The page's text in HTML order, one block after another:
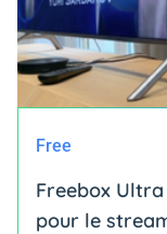
Free
Freebox
pour le